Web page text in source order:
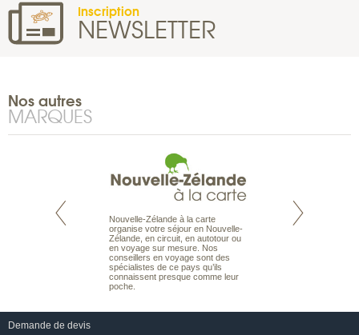
Inscription
NEWSLETTER
Nos autres
MARQUES
est le spécialiste
Nouvelle-Zélande à la carte
organise votre séjour en Nouvelle-
Zélande, en circuit, en autotour ou
en voyage sur mesure. Nos
conseillers en voyage sont des
spécialistes de ce pays qu’ils
connaissent presque comme leur
poche.
Notre site
Demande de devis